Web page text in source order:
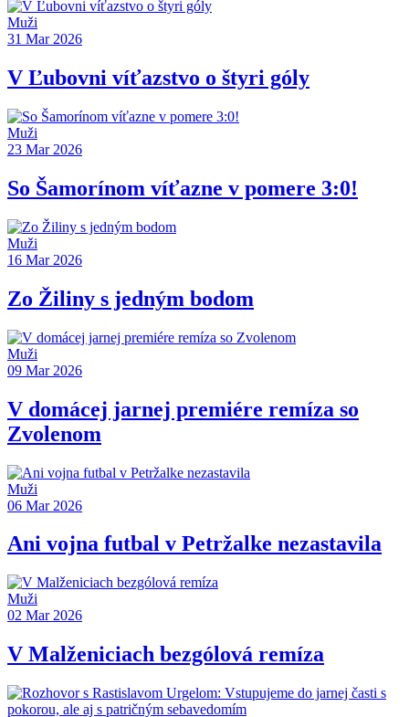
Muži
31 Mar 2026
V Ľubovni víťazstvo o štyri góly
Muži
23 Mar 2026
So Šamorínom víťazne v pomere 3:0!
Muži
16 Mar 2026
Zo Žiliny s jedným bodom
Muži
09 Mar 2026
V domácej jarnej premiére remíza so
Zvolenom
Muži
06 Mar 2026
Ani vojna futbal v Petržalke nezastavila
Muži
02 Mar 2026
V Malženiciach bezgólová remíza